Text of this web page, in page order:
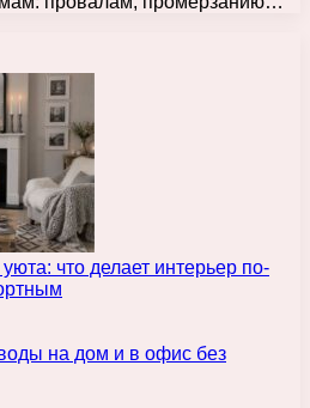
что делает интерьер по-
на дом и в офис без